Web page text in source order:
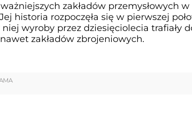
zakładów przemysłowych w
historia rozpoczęła się w pierwszej
wyroby przez dziesięciolecia trafiały
zakładów zbrojeniowych.